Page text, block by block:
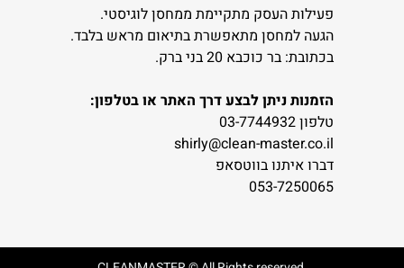
פעילות העסק מתקיימת ממחסן לוגיסטי.
הגעה למחסן מתאפשרת בתיאום מראש בלבד.
בכתובת: בר כוכבא 20 בני ברק.
הזמנות ניתן לבצע דרך האתר או בטלפון:
טלפון 03-7744932
shirly@clean-master.co.il
דברו איתנו בווטסאפ
053-7250065